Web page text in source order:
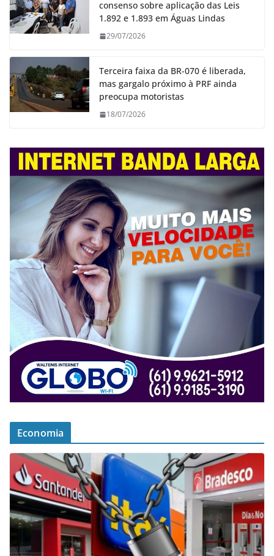
consenso sobre aplicação das Leis
1.892 e 1.893 em Águas Lindas
29/07/2026
Terceira faixa da BR-070 é liberada,
mas gargalo próximo à PRF ainda
preocupa motoristas
18/07/2026
Economia